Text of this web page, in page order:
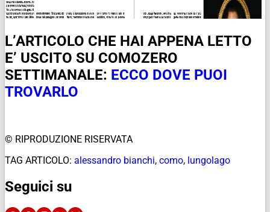
L’ARTICOLO CHE HAI APPENA LETTO
E’ USCITO SU COMOZERO
SETTIMANALE: ECCO DOVE PUOI
TROVARLO
© RIPRODUZIONE RISERVATA
TAG ARTICOLO: alessandro bianchi, como, lungolago
Seguici su